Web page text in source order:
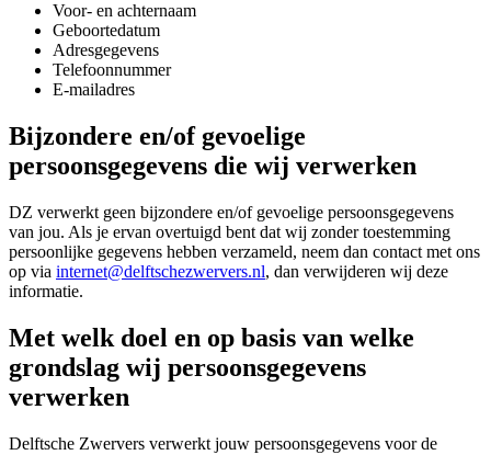
Voor- en achternaam
Geboortedatum
Adresgegevens
Telefoonnummer
E-mailadres
Bijzondere en/of gevoelige
persoonsgegevens die wij verwerken
DZ verwerkt geen bijzondere en/of gevoelige persoonsgegevens
van jou. Als je ervan overtuigd bent dat wij zonder toestemming
persoonlijke gegevens hebben verzameld, neem dan contact met ons
op via internet@delftschezwervers.nl, dan verwijderen wij deze
informatie.
Met welk doel en op basis van welke
grondslag wij persoonsgegevens
verwerken
Delftsche Zwervers verwerkt jouw persoonsgegevens voor de